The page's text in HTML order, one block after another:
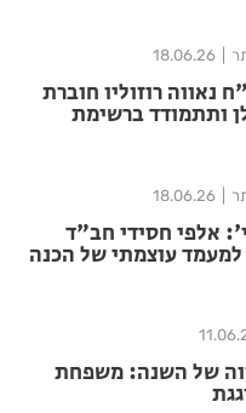
18.06.26
נאווה רוזוליו חוברת
ותתמודד ברשימת
18.06.26
אלפי חסידי חב"ד
עוצמתי של הכנה
של השנה: משפחת